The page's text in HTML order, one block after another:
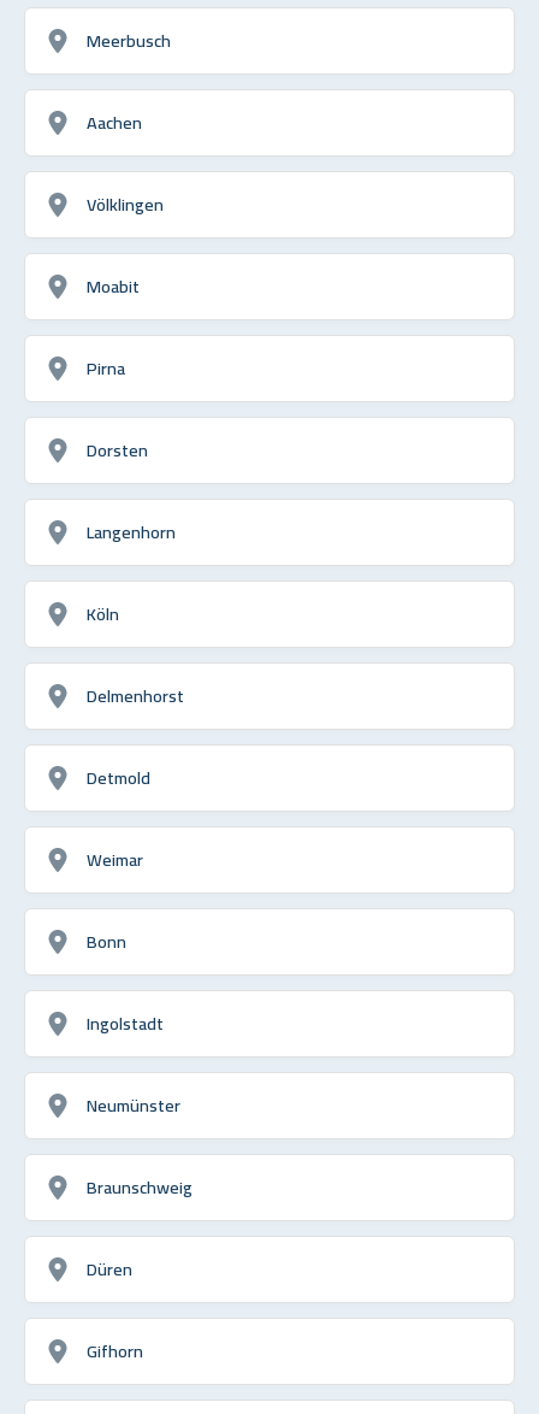
Meerbusch
Aachen
Völklingen
Moabit
Pirna
Dorsten
Langenhorn
Köln
Delmenhorst
Detmold
Weimar
Bonn
Ingolstadt
Neumünster
Braunschweig
Düren
Gifhorn